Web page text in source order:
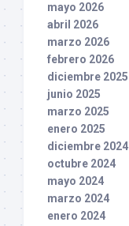
mayo 2026
abril 2026
marzo 2026
febrero 2026
diciembre 2025
junio 2025
marzo 2025
enero 2025
diciembre 2024
octubre 2024
mayo 2024
marzo 2024
enero 2024